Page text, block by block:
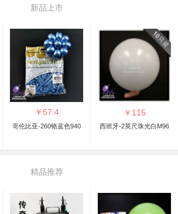
新品上市
￥ 57.4
哥伦比亚-260铬蓝色940
￥ 115
西班牙-2英尺珠光白M96
精品推荐